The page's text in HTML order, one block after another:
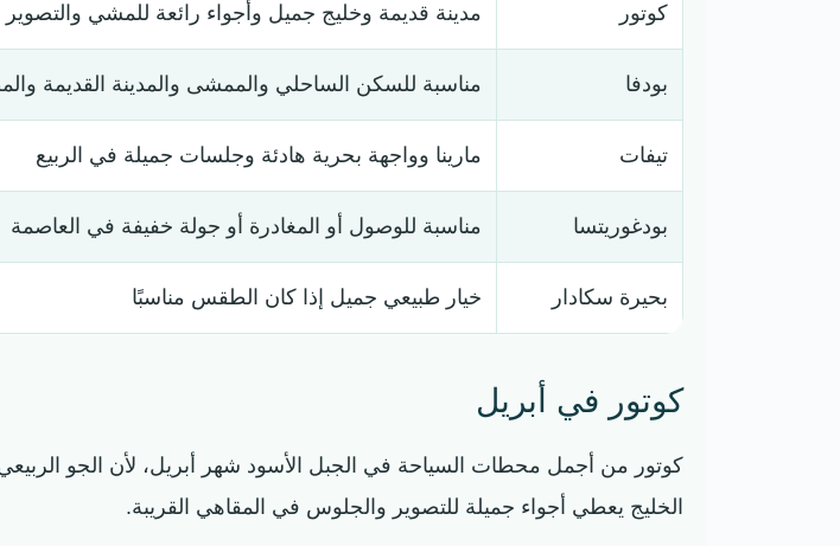
كوتور مدينة قديمة وخليج جميل وأجواء رائعة للمشي والتصوير
بودفا مناسبة للسكن الساحلي والممشى والمدينة القديمة
تيفات مارينا وواجهة بحرية هادئة وجلسات جميلة في الربيع
بودغوريتسا مناسبة للوصول أو المغادرة أو جولة خفيفة في العاصمة
بحيرة سكادار خيار طبيعي جميل إذا كان الطقس مناسبًا
كوتور في أبريل
كوتور من أجمل محطات السياحة في الجبل الأسود شهر أبريل، لأن الجو
الخليج يعطي أجواء جميلة للتصوير والجلوس في المقاهي القريبة.